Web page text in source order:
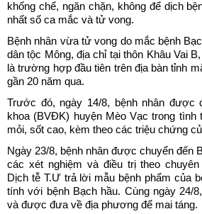
khống chế, ngăn chặn, không để dịch
nhất số ca mắc và tử vong.
Bệnh nhân vừa tử vong do mắc bệnh
dân tộc Mông, địa chỉ tại thôn Khâu Vai
là trường hợp đầu tiên trên địa bàn tỉnh
gần 20 năm qua.
Trước đó, ngày 14/8, bệnh nhân được
khoa (BVĐK) huyện Mèo Vạc trong tình
mỏi, sốt cao, kèm theo các triệu chứng
Ngày 23/8, bệnh nhân được chuyển đến
các xét nghiệm và điều trị theo
Dịch tễ T.Ư trả lời mẫu bệnh phẩm của
tính với bệnh Bạch hầu. Cùng ngày 24/
và được đưa về địa phương để mai táng.